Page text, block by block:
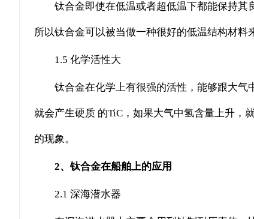
钛合金即使在低温或者超低温下都能保持其
所以钛合金可以被当做一种很好的低温结构材料
1.5 化学活性大
钛合金在化学上有很强的活性，能够跟大气
就会产生硬质 的TiC，如果大气中氢含量上升，
的现象。
2、钛合金在船舶上的应用
2.1 深海潜水器